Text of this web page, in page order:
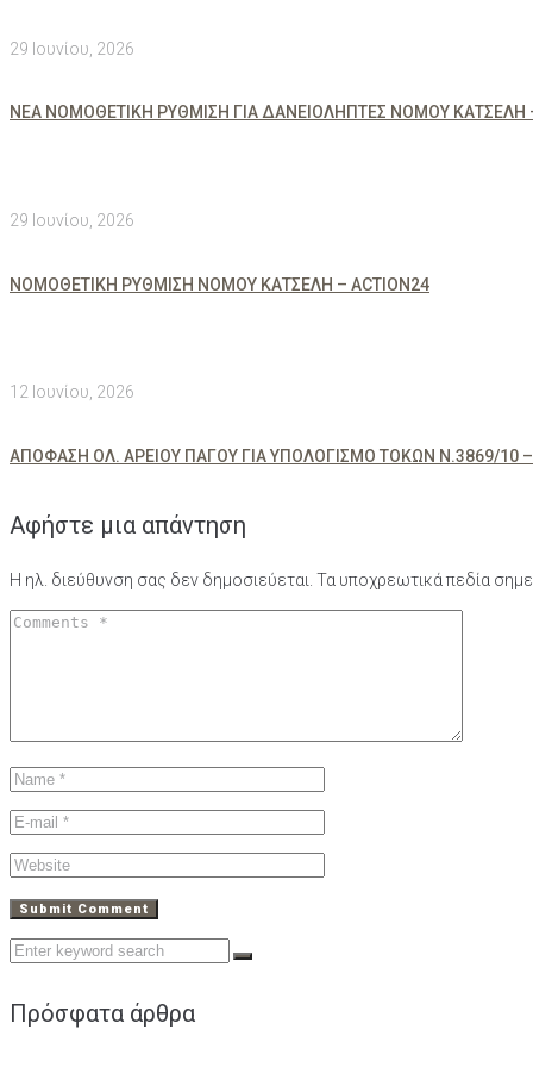
29 Ιουνίου, 2026
ΝΕΑ ΝΟΜΟΘΕΤΙΚΗ ΡΥΘΜΙΣΗ ΓΙΑ ΔΑΝΕΙΟΛΗΠΤΕΣ ΝΟΜΟΥ ΚΑΤΣΕΛΗ –
29 Ιουνίου, 2026
ΝΟΜΟΘΕΤΙΚΗ ΡΥΘΜΙΣΗ ΝΟΜΟΥ ΚΑΤΣΕΛΗ – ACTION24
12 Ιουνίου, 2026
ΑΠΟΦΑΣΗ ΟΛ. ΑΡΕΙΟΥ ΠΑΓΟΥ ΓΙΑ ΥΠΟΛΟΓΙΣΜΟ ΤΟΚΩΝ Ν.3869/10 –
Αφήστε μια απάντηση
Η ηλ. διεύθυνση σας δεν δημοσιεύεται. Τα υποχρεωτικά πεδία
Search
Πρόσφατα άρθρα